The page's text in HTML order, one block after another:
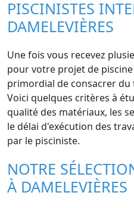
PISCINISTES
DAMELEVIÈRES
Une fois vous recevez
pour votre projet de
primordial de consacrer du
Voici quelques critères à
qualité des matériaux, les
le délai d'exécution des
par le pisciniste.
NOTRE
À DAMELEVIÈRES